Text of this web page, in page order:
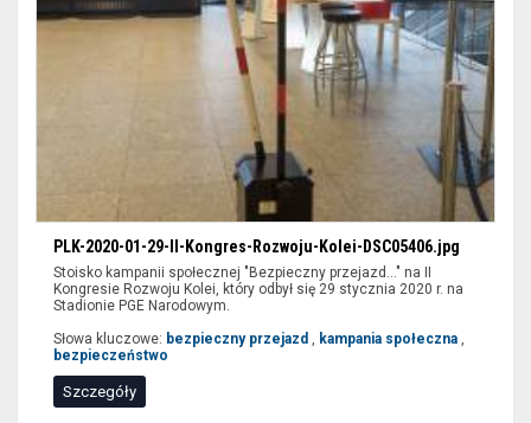
PLK-2020-01-29-II-Kongres-Rozwoju-Kolei-DSC05406.jpg
Stoisko kampanii społecznej "Bezpieczny przejazd..." na II
Kongresie Rozwoju Kolei, który odbył się 29 stycznia 2020 r. na
Stadionie PGE Narodowym.
Słowa kluczowe: bezpieczny przejazd , kampania społeczna ,
bezpieczeństwo
Szczegóły